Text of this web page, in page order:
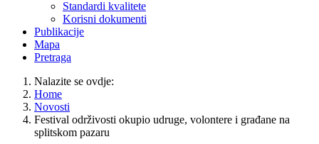
Standardi kvalitete
Korisni dokumenti
Publikacije
Mapa
Pretraga
Nalazite se ovdje:
Home
Novosti
Festival održivosti okupio udruge, volontere i građane na
splitskom pazaru